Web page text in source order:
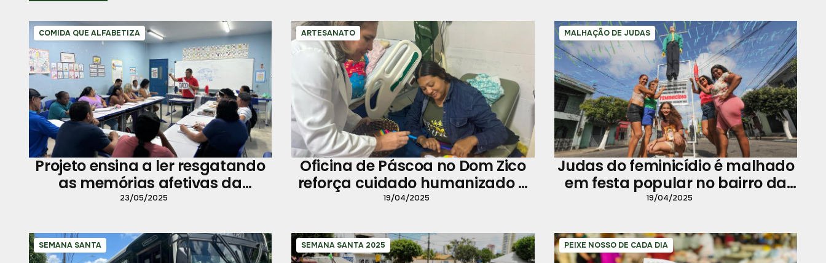
COMIDA QUE ALFABETIZA
Projeto ensina a ler resgatando
as memórias afetivas da
alimentação
23/05/2025
ARTESANATO
Oficina de Páscoa no Dom Zico
reforça cuidado humanizado a
pacientes
19/04/2025
MALHAÇÃO DE JUDAS
Judas do feminicídio é malhado
em festa popular no bairro da
Cremação
19/04/2025
SEMANA SANTA SEMANA SANTA 2025 PEIXE NOSSO DE CADA DIA